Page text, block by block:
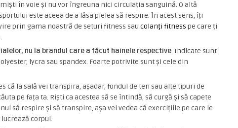
în voie și nu vor îngreuna nici circulația sanguină. O altă
este aceea de a lăsa pielea să respire. În acest sens, îți
prin gama noastră de seturi fitness sau colanţi fitness pe care ți
nu la brandul care a făcut hainele respective. Indicate sunt
lycra sau spandex. Foarte potrivite sunt și cele din
că la sală vei transpira, așadar, fondul de ten sau alte tipuri de
pe fața ta. Riști ca acestea să se întindă, să curgă și să capete
să respire și să transpire, așa vei vedea că exercițiile pe care le
corpul.